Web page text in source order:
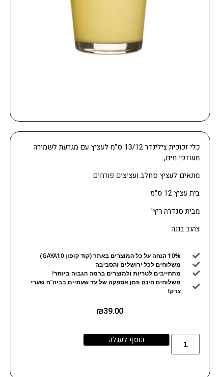
כלי זכוכית צילינדר 13/12 ס"מ לעציץ עם מגרעת לשמירה
מעודפי מים,
מתאים לעציץ סחלב ועציצים פורחים
בית עציץ 12 ס"מ
מבית סנדרה ריץ'
צהוב בננה
10% הנחה על כל המוצרים באתר (קוד קופון GAYA10)
משלוחים לכל ירושלים והסביבה
מתחייבים לטריות ולמוצרים ברמה הגבוה ביותר!
משלוחים חינם וזמן אספקה של עד שעתיים בביה"ח שערי
צדק!
₪39.00
הוסף לעגלה